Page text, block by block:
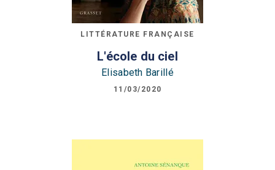
LITTÉRATURE FRANÇAISE
L'école du ciel
Elisabeth Barillé
11/03/2020